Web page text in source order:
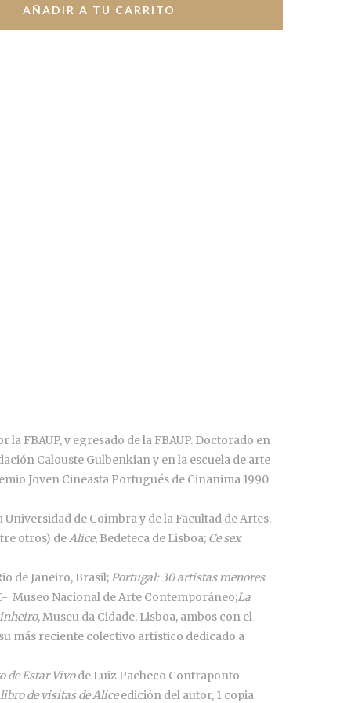
FBAUP, y egresado de la FBAUP. Doctorado en
Calouste Gulbenkian y en la escuela de arte
Joven Cineasta Portugués de Cinanima 1990
de Coimbra y de la Facultad de Artes.
otros) de Alice, Bedeteca de Lisboa; Ce sex
de Janeiro, Brasil; Portugal: 30 artistas menores
Museo Nacional de Arte Contemporáneo;La
, Museu da Cidade, Lisboa, ambos con el
más reciente colectivo artístico dedicado a
de Estar Vivode Luiz Pacheco Contraponto
de visitas de Aliceedición del autor, 1 copia